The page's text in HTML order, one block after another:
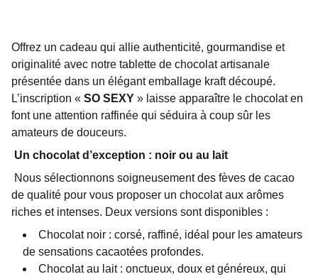
Offrez un cadeau qui allie authenticité, gourmandise et
originalité avec notre tablette de chocolat artisanale
présentée dans un élégant emballage kraft découpé.
L’inscription « SO SEXY » laisse apparaître le chocolat en
font une attention raffinée qui séduira à coup sûr les
amateurs de douceurs.
Un chocolat d’exception : noir ou au lait
Nous sélectionnons soigneusement des fèves de cacao
de qualité pour vous proposer un chocolat aux arômes
riches et intenses. Deux versions sont disponibles :
Chocolat noir : corsé, raffiné, idéal pour les amateurs
de sensations cacaotées profondes.
Chocolat au lait : onctueux, doux et généreux, qui